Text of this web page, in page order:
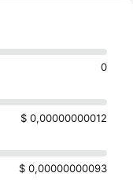
0
$ 0,00000000012
$ 0,00000000093